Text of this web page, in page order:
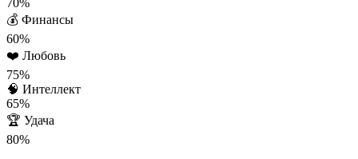
70%
💰 Финансы
60%
❤️ Любовь
75%
🧠 Интеллект
65%
🏆 Удача
80%